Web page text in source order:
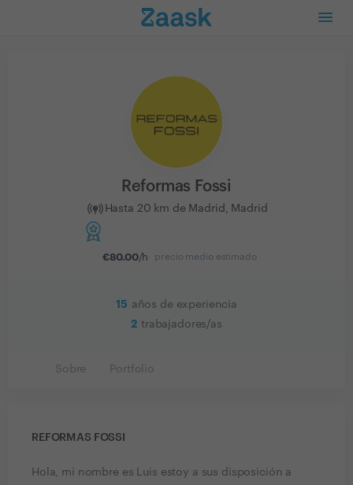
Reformas Fossi
Hasta 20 km de Madrid, Madrid
€80.00/h precio medio estimado
15 años de experiencia
2 trabajadores/as
Sobre Portfolio
REFORMAS FOSSI
Hola, mi nombre es Luis estoy a sus disposición a